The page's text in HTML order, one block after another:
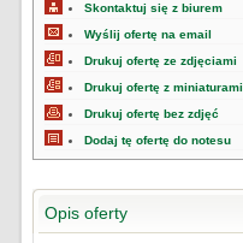
Skontaktuj się z biurem
Wyślij ofertę na email
Drukuj ofertę ze zdjęciami
Drukuj ofertę z miniaturami
Drukuj ofertę bez zdjęć
Dodaj tę ofertę do notesu
Opis oferty